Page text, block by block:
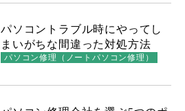
パソコントラブル時にやってし
まいがちな間違った対処方法
パソコン修理（ノートパソコン修理）